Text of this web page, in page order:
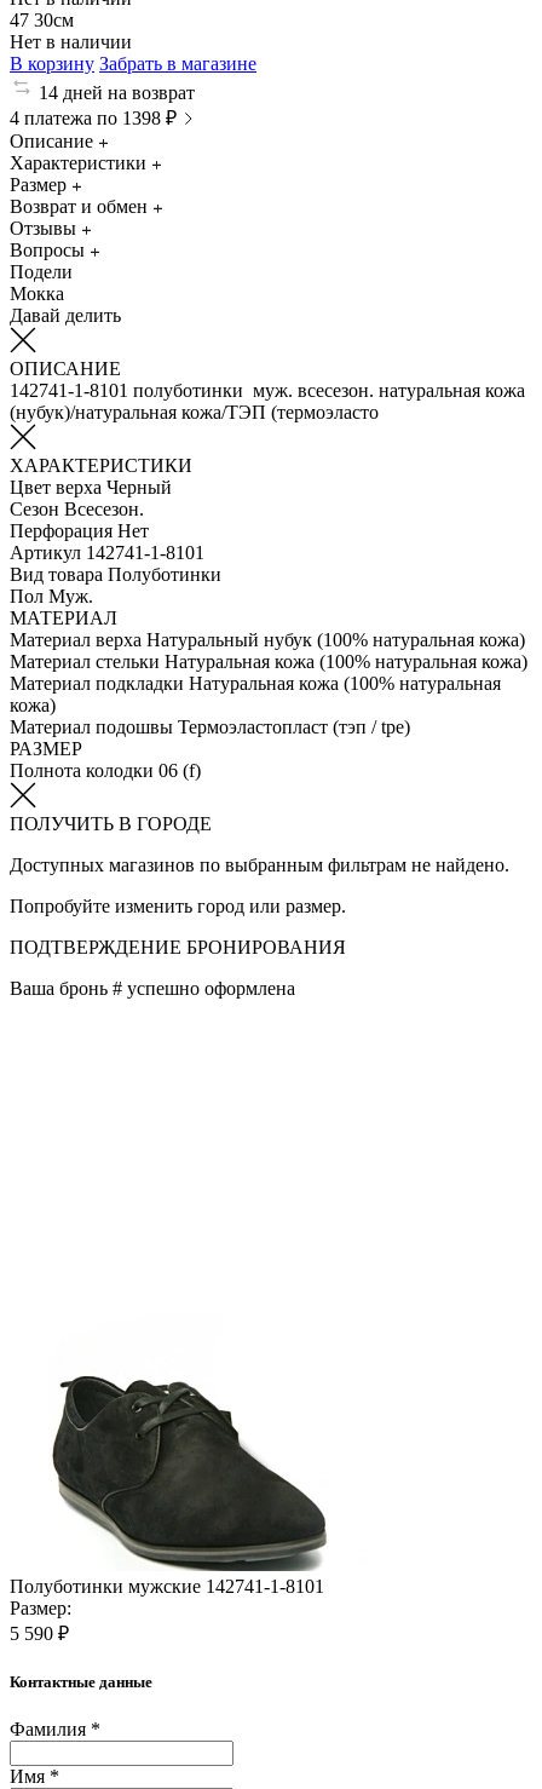
47 30см
Нет в наличии
В корзину Забрать в магазине
14 дней на возврат
4 платежа по 1398 ₽
Описание
Характеристики
Размер
Возврат и обмен
Отзывы
Вопросы
Подели
Мокка
Давай делить
ОПИСАНИЕ
142741-1-8101 полуботинки муж. всесезон. натуральная кожа
(нубук)/натуральная кожа/ТЭП (термоэласто
ХАРАКТЕРИСТИКИ
Цвет верха Черный
Сезон Всесезон.
Перфорация Нет
Артикул 142741-1-8101
Вид товара Полуботинки
Пол Муж.
МАТЕРИАЛ
Материал верха Натуральный нубук (100% натуральная кожа)
Материал стельки Натуральная кожа (100% натуральная кожа)
Материал подкладки Натуральная кожа (100% натуральная
кожа)
Материал подошвы Термоэластопласт (тэп / tpe)
РАЗМЕР
Полнота колодки 06 (f)
ПОЛУЧИТЬ В ГОРОДЕ
Доступных магазинов по выбранным фильтрам не найдено.
Попробуйте изменить город или размер.
ПОДТВЕРЖДЕНИЕ БРОНИРОВАНИЯ
Ваша бронь # успешно оформлена
Полуботинки мужские 142741-1-8101
Размер:
5 590 ₽
Контактные данные
Фамилия *
Имя *